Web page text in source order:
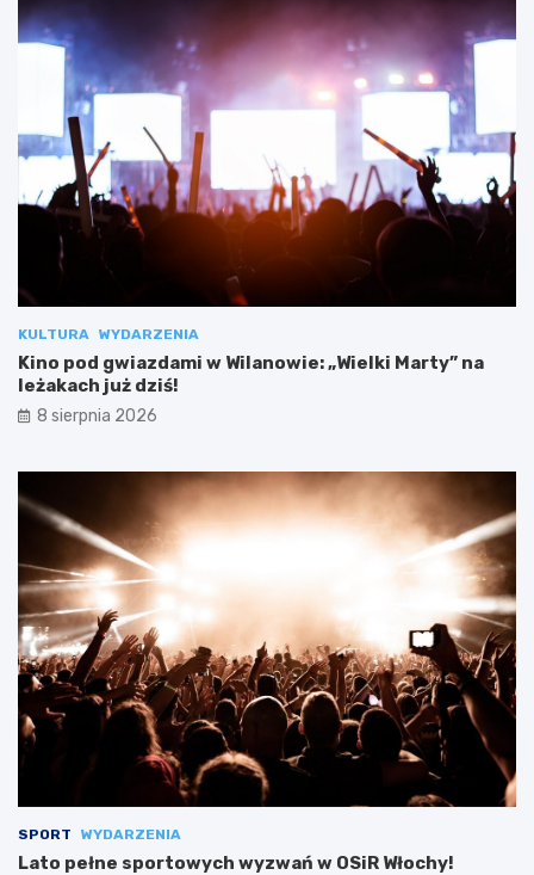
KULTURA WYDARZENIA
Kino pod gwiazdami w Wilanowie: „Wielki Marty” na
leżakach już dziś!
8 sierpnia 2026
SPORT WYDARZENIA
Lato pełne sportowych wyzwań w OSiR Włochy!